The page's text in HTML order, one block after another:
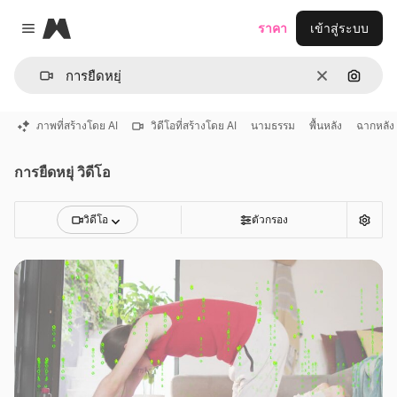
Close menu
Magnific
ชัดเจนค้นหา
ราคา เข้าสู่ระบบ
ภาพที่สร้างโดย AI วิดีโอที่สร้างโดย AI นามธรรม พื้นหลัง ฉากหลัง
การยืดหยุ่ วิดีโอ
วิดีโอ ตัวกรอง